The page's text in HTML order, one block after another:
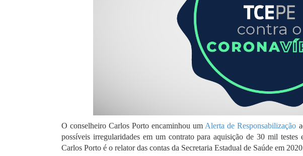
O conselheiro Carlos Porto encaminhou um Alerta de Responsabilização
possíveis irregularidades em um contrato para aquisição de 30 mil
Carlos Porto é o relator das contas da Secretaria Estadual de Saúde em